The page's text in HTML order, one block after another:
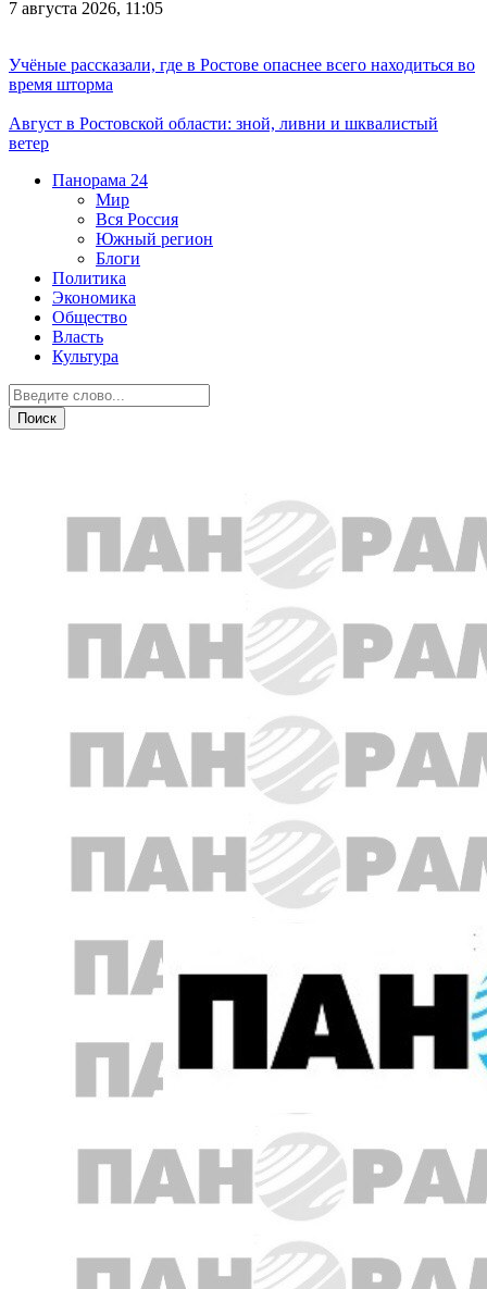
7 августа 2026, 11:05
Учёные рассказали, где в Ростове опаснее всего находиться во
время шторма
Август в Ростовской области: зной, ливни и шквалистый
ветер
Панорама 24
Мир
Вся Россия
Южный регион
Блоги
Политика
Экономика
Общество
Власть
Культура